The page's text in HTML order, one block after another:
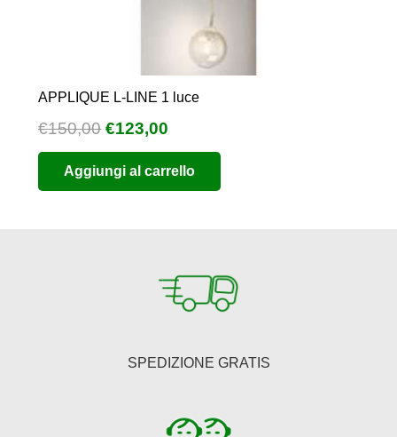
APPLIQUE L-LINE 1 luce
€150,00 Il
prezzo
originale
era:
€123,00
prezzo
attuale
è:
Aggiungi al carrello
SPEDIZIONE GRATIS